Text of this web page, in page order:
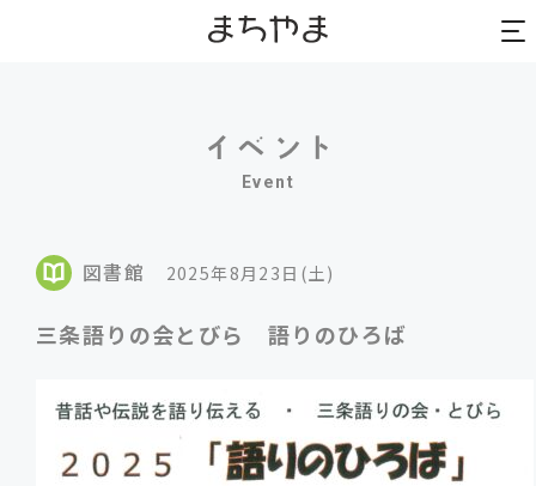
Event
図書館 2025年8月23日(土)
三条語りの会とびら 語りのひろば